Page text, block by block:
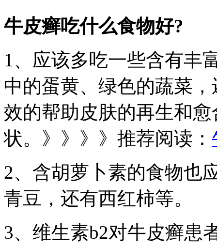
牛皮癣吃什么食物好?
1、应该多吃一些含有丰
中的蛋黄、绿色的蔬菜
效的帮助皮肤的再生和
状。》》》》推荐阅读：
2、含胡萝卜素的食物也
青豆，还有西红柿等。
3、维生素b2对牛皮癣患